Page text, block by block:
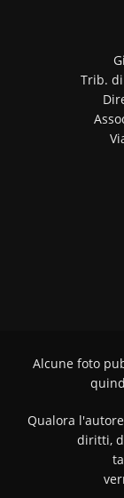
Trib.
Alcune foto
Qualora
diritti,